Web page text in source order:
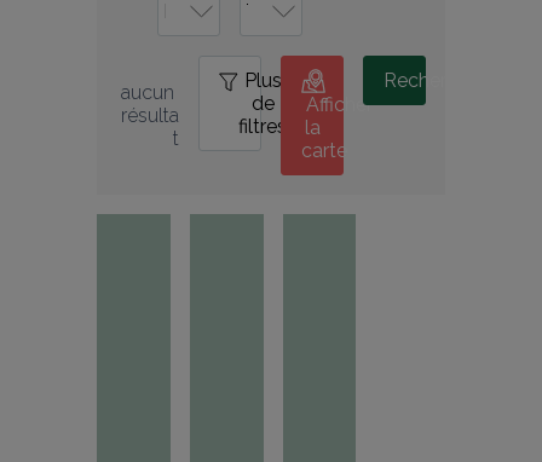
aucun
résulta
t
Plus
de
filtres
Afficher
la
carte
Rechercher